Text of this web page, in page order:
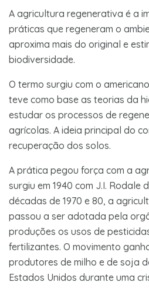
A agricultura regenerativa é a
práticas que regeneram o
aproxima mais do original e
biodiversidade.
O termo surgiu com o
teve como base as teorias da
estudar os processos de
agrícolas. A ideia principal do
recuperação dos solos.
A prática pegou força com a
surgiu em 1940 com J.I. Rodale
décadas de 1970 e 80, a
passou a ser adotada pela
produções os usos de
fertilizantes. O movimento
produtores de milho e de soja
Estados Unidos durante uma